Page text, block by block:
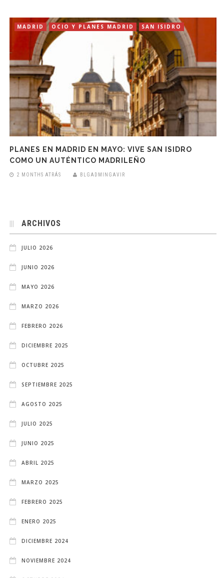
MADRID OCIO Y PLANES MADRID SAN ISIDRO
PLANES EN MADRID EN MAYO: VIVE SAN ISIDRO
COMO UN AUTÉNTICO MADRILEÑO
2 MONTHS ATRÁS BLGADMINGAVIR
ARCHIVOS
JULIO 2026
JUNIO 2026
MAYO 2026
MARZO 2026
FEBRERO 2026
DICIEMBRE 2025
OCTUBRE 2025
SEPTIEMBRE 2025
AGOSTO 2025
JULIO 2025
JUNIO 2025
ABRIL 2025
MARZO 2025
FEBRERO 2025
ENERO 2025
DICIEMBRE 2024
NOVIEMBRE 2024